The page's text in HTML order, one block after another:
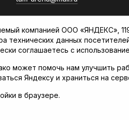
Отдел продаж:
(3452) 68-89-78
kotovaev@sibinformburo.ru
компанией ООО «ЯНДЕКС»,
данных
соглашаетесь с
может помочь нам улучшить
Яндексу и храниться на
в браузере.